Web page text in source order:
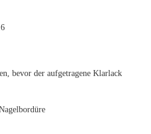
bevor der aufgetragene Klarlack